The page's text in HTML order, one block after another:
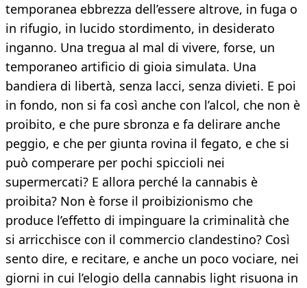
temporanea ebbrezza dell’essere altrove, in fuga o
in rifugio, in lucido stordimento, in desiderato
inganno. Una tregua al mal di vivere, forse, un
temporaneo artificio di gioia simulata. Una
bandiera di libertà, senza lacci, senza divieti. E poi
in fondo, non si fa così anche con l’alcol, che non è
proibito, e che pure sbronza e fa delirare anche
peggio, e che per giunta rovina il fegato, e che si
può comperare per pochi spiccioli nei
supermercati? E allora perché la cannabis è
proibita? Non è forse il proibizionismo che
produce l’effetto di impinguare la criminalità che
si arricchisce con il commercio clandestino? Così
sento dire, e recitare, e anche un poco vociare, nei
giorni in cui l’elogio della cannabis light risuona in